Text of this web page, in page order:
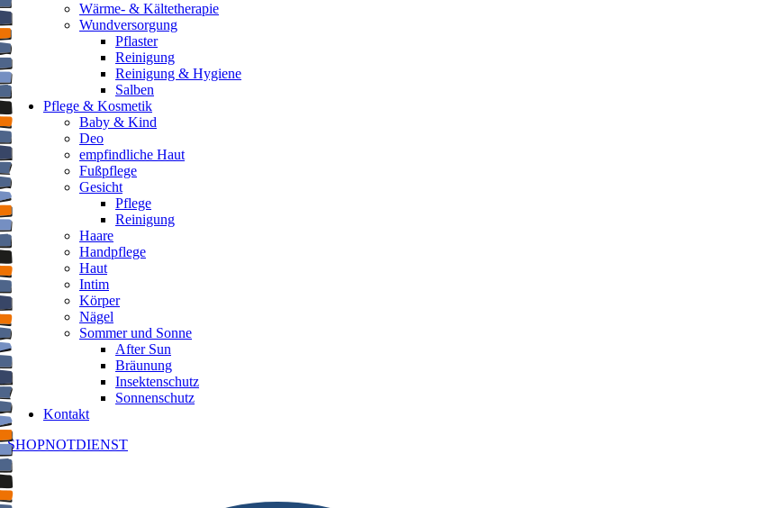
Wärme- & Kältetherapie
Wundversorgung
Pflaster
Reinigung
Reinigung & Hygiene
Salben
Pflege & Kosmetik
Baby & Kind
Deo
empfindliche Haut
Fußpflege
Gesicht
Pflege
Reinigung
Haare
Handpflege
Haut
Intim
Körper
Nägel
Sommer und Sonne
After Sun
Bräunung
Insektenschutz
Sonnenschutz
Kontakt
SHOPNOTDIENST